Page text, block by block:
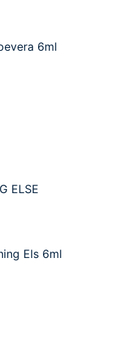
6ml
Els 6ml